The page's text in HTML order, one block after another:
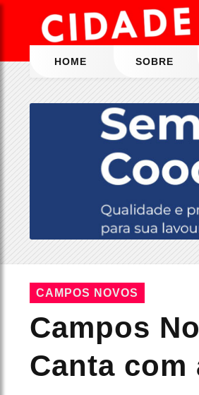
HOME SOBRE
CAMPOS NOVOS
Campos
Canta